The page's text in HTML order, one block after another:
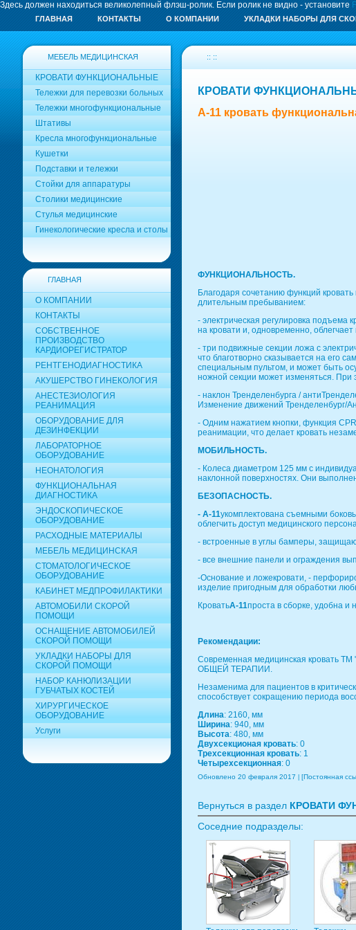
Здесь должен находиться великолепный флэш-ролик. Если ролик не видно - установите
ГЛАВНАЯ КОНТАКТЫ О КОМПАНИИ УКЛАДКИ НАБОРЫ ДЛЯ
МЕБЕЛЬ МЕДИЦИНСКАЯ
КРОВАТИ ФУНКЦИОНАЛЬНЫЕ
Тележки для перевозки больных
Тележки многофункциональные
Штативы
Кресла многофункциональные
Кушетки
Подставки и тележки
Стойки для аппаратуры
Столики медицинские
Стулья медицинские
Гинекологические кресла и столы
ГЛАВНАЯ
О КОМПАНИИ
КОНТАКТЫ
СОБСТВЕННОЕ
ПРОИЗВОДСТВО
КАРДИОРЕГИСТРАТОР
РЕНТГЕНОДИАГНОСТИКА
АКУШЕРСТВО ГИНЕКОЛОГИЯ
АНЕСТЕЗИОЛОГИЯ
РЕАНИМАЦИЯ
ОБОРУДОВАНИЕ ДЛЯ
ДЕЗИНФЕКЦИИ
ЛАБОРАТОРНОЕ
ОБОРУДОВАНИЕ
НЕОНАТОЛОГИЯ
ФУНКЦИОНАЛЬНАЯ
ДИАГНОСТИКА
ЭНДОСКОПИЧЕСКОЕ
ОБОРУДОВАНИЕ
РАСХОДНЫЕ МАТЕРИАЛЫ
МЕБЕЛЬ МЕДИЦИНСКАЯ
СТОМАТОЛОГИЧЕСКОЕ
ОБОРУДОВАНИЕ
КАБИНЕТ МЕДПРОФИЛАКТИКИ
АВТОМОБИЛИ СКОРОЙ
ПОМОЩИ
ОСНАЩЕНИЕ АВТОМОБИЛЕЙ
СКОРОЙ ПОМОЩИ
УКЛАДКИ НАБОРЫ ДЛЯ
СКОРОЙ ПОМОЩИ
НАБОР КАНЮЛИЗАЦИИ
ГУБЧАТЫХ КОСТЕЙ
ХИРУРГИЧЕСКОЕ
ОБОРУДОВАНИЕ
Услуги
:: ::
КРОВАТИ
A-11 кровать
ФУНКЦИОНАЛЬНОСТЬ.
Благодаря сочетанию функций
длительным пребыванием:
- электрическая регулировка подъема
на кровати и, одновременно,
- три подвижные секции ложа с
что благотворно сказывается на его
специальным пультом, и может быть
ножной секции может изменяться.
- наклон Тренделенбурга /
Изменение движений Тренделенбург/
- Одним нажатием кнопки, функция
реанимации, что делает кровать
МОБИЛЬНОСТЬ.
- Колеса диаметром 125 мм с
наклонной поверхностях. Они
БЕЗОПАСНОСТЬ.
- А-11укомплектована съемными
облегчить доступ медицинского
- встроенные в углы бамперы,
- все внешние панели и ограждения
-Основание и ложекровати, -
изделие пригодным для обработки
КроватьА-11проста в сборке, удобна и
Рекомендации:
Современная медицинская
ОБЩЕЙ ТЕРАПИИ.
Незаменима для пациентов в
способствует сокращению периода
Длина: 2160, мм
Ширина: 940, мм
Высота: 480, мм
Двухсекционая кровать: 0
Трехсекционная кровать: 1
Четырехсекционная: 0
Обновлено 20 февраля 2017 [Постоянная
Вернуться в раздел КРОВАТИ
Соседние подразделы: